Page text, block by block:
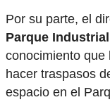
Por su parte, el
Parque Industrial
conocimiento que
hacer traspasos
espacio en el